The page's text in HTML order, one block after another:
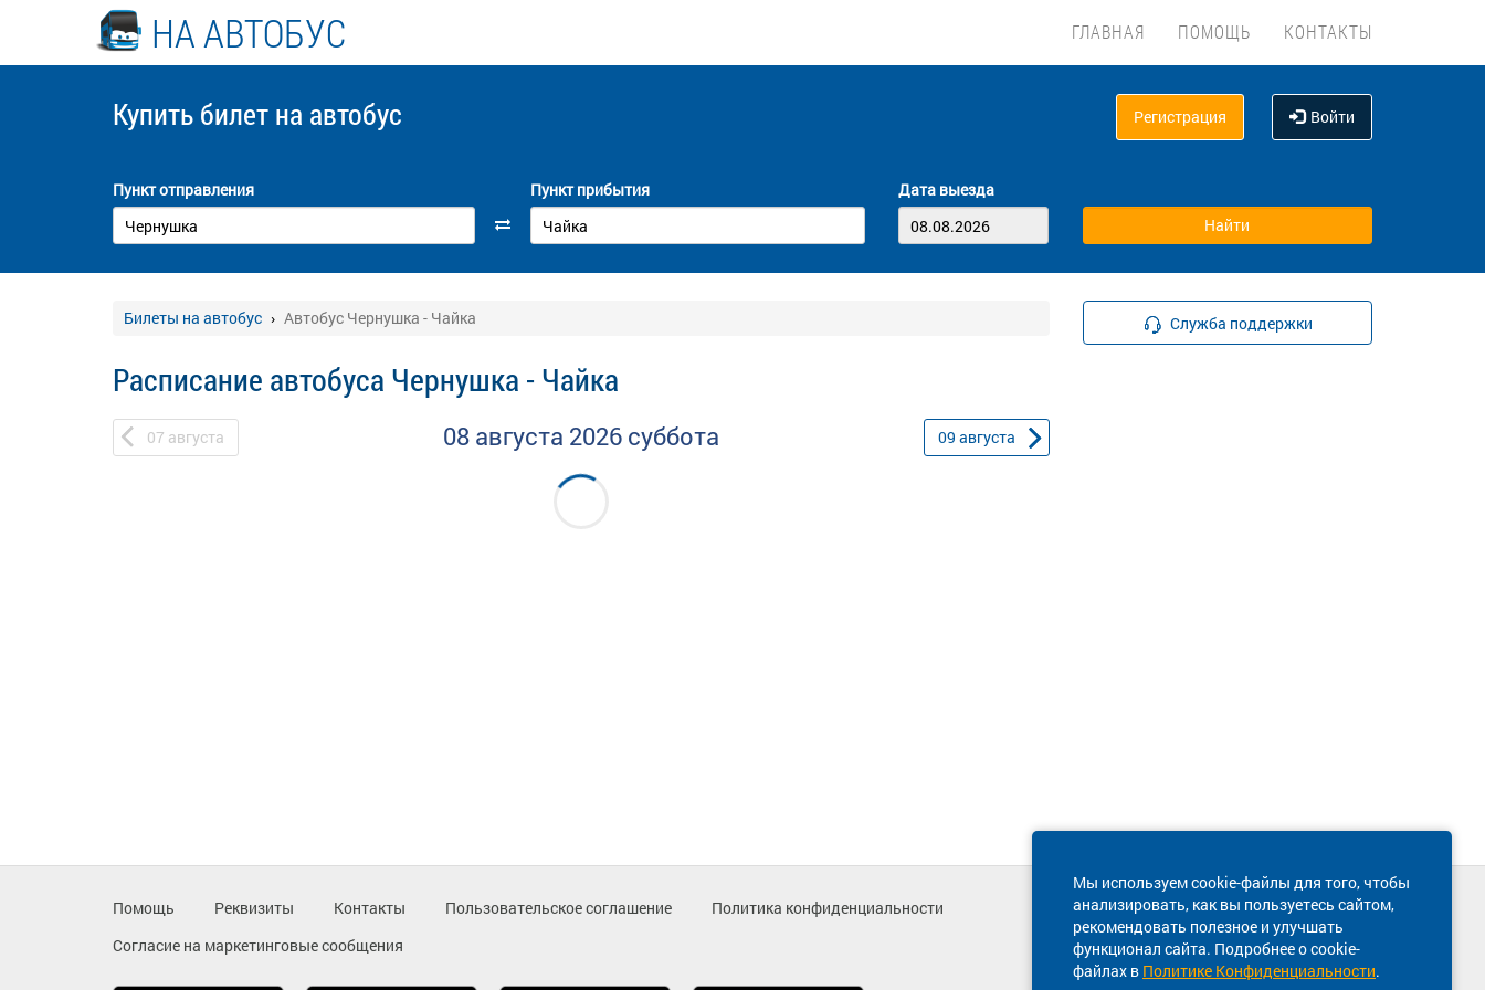
НА АВТОБУС ГЛАВНАЯ ПОМОЩЬ КОНТАКТЫ
Купить билет на автобус Регистрация Войти
Пункт отправления Пункт прибытия Дата выезда
Билеты на автобус Автобус Чернушка - Чайка
Расписание автобуса Чернушка - Чайка
07 августа 08 августа 2026 суббота 09 августа
Служба поддержки
Мы используем cookie-файлы для того, чтобы
анализировать, как вы пользуетесь сайтом,
рекомендовать полезное и улучшать
функционал сайта. Подробнее о cookie-
файлах в Политике Конфиденциальности.
Помощь Реквизиты Контакты Пользовательское соглашение
Политика конфиденциальности
Согласие на маркетинговые сообщения
Техническая поддержка сайта
8 800 600-03-38